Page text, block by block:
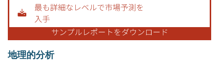
地理的分析